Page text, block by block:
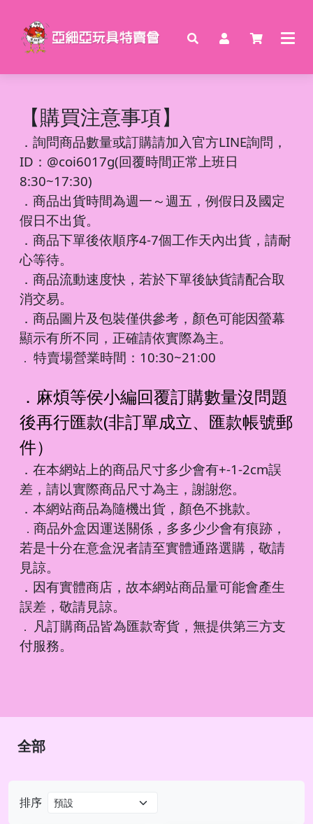
【購買注意事項】
． 詢問商品數量或訂購請加入官方LINE詢問，
ID：@coi6017g(回覆時間正常上班日
8:30~17:30)
．商品出貨時間為週一～週五，例假日及國定
假日不出貨。
．商品下單後依順序4-7個工作天內出貨，請耐
心等待。
．商品流動速度快，若於下單後缺貨請配合取
消交易。
．商品圖片及包裝僅供參考，顏色可能因螢幕
顯示有所不同，正確請依實際為主。
． 特賣場營業時間：10:30~21:00
．麻煩等侯小編回覆訂購數量沒問題
後再行匯款(非訂單成立、匯款帳號郵
件）
．在本網站上的商品尺寸多少會有+-1-2cm誤
差，請以實際商品尺寸為主，謝謝您。
．本網站商品為隨機出貨，顏色不挑款。
． 商品外盒因運送關係，多多少少會有痕跡，
若是十分在意盒況者請至實體通路選購，敬請
見諒。
．因有實體商店，故本網站商品量可能會產生
誤差，敬請見諒。
． 凡訂購商品皆為匯款寄貨，無提供第三方支
付服務。
排序
全部